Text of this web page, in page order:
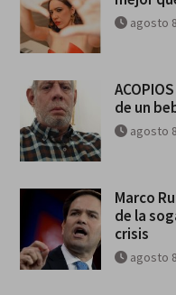
agosto
de un
agosto
Marco
de la
crisis
agosto